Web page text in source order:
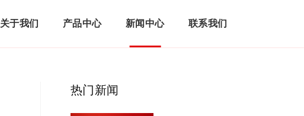
关于我们 产品中心 新闻中心 联系我们
热门新闻